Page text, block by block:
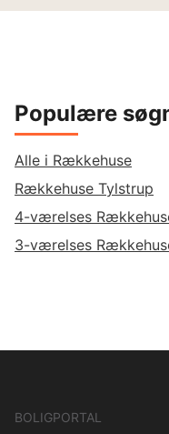
Populære
Alle i Rækkehuse
Rækkehuse Tylstrup
4-værelses
3-værelses
BOLIGPORTAL